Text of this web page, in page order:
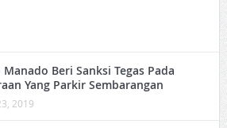
Beri Sanksi Tegas Pada
Yang Parkir Sembarangan
2019